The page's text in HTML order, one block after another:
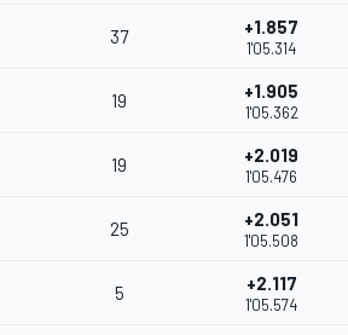
37 +1.857
1'05.314
19 +1.905
1'05.362
19 +2.019
1'05.476
25 +2.051
1'05.508
5 +2.117
1'05.574